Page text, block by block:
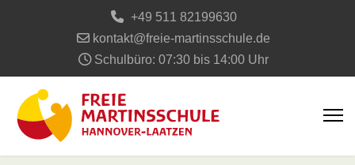
+49 511 82199630
kontakt@freie-martinsschule.de
Schulbüro: 07:30 bis 14:00 Uhr